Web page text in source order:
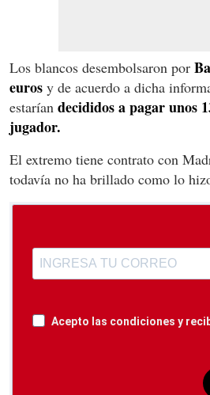
Los blancos desembolsaron por
euros y de acuerdo a dicha
estarían decididos a pagar unos
jugador.
El extremo tiene contrato con
todavía no ha brillado como lo
Acepto las condiciones y